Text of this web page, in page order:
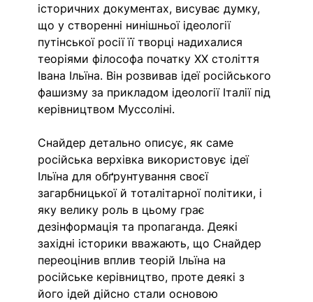
історичних документах, висуває думку,
що у створенні нинішньої ідеології
путінської росії її творці надихалися
теоріями філософа початку XX століття
Івана Ільїна. Він розвивав ідеї російського
фашизму за прикладом ідеології Італії під
керівництвом Муссоліні.
Снайдер детально описує, як саме
російська верхівка використовує ідеї
Ільїна для обґрунтування своєї
загарбницької й тоталітарної політики, і
яку велику роль в цьому грає
дезінформація та пропаганда. Деякі
західні історики вважають, що Снайдер
переоцінив вплив теорій Ільїна на
російське керівництво, проте деякі з
його ідей дійсно стали основою